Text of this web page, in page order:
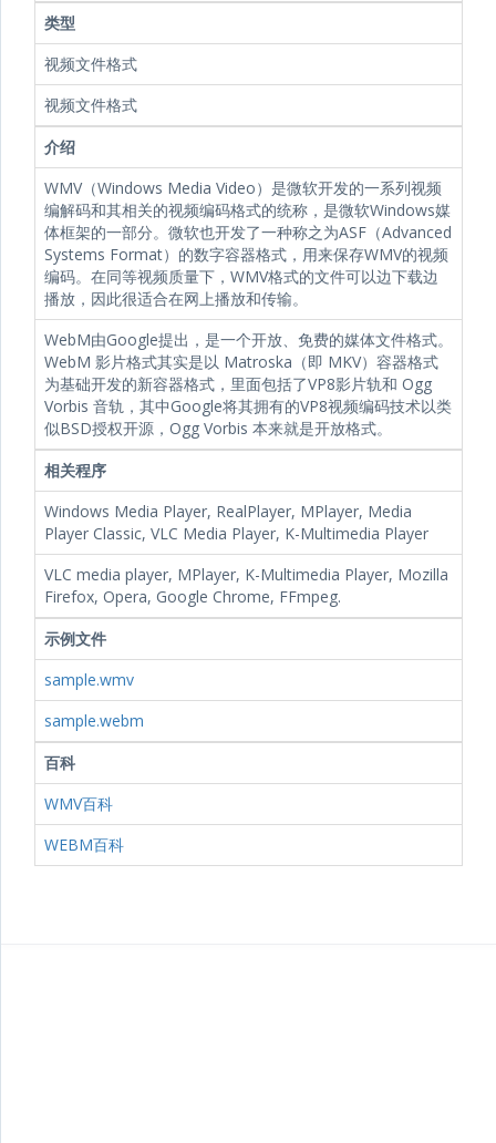
类型
视频文件格式
视频文件格式
介绍
WMV（Windows Media Video）是微软开发的一系列视频
编解码和其相关的视频编码格式的统称，是微软Windows媒
体框架的一部分。微软也开发了一种称之为ASF（Advanced
Systems Format）的数字容器格式，用来保存WMV的视频
编码。在同等视频质量下，WMV格式的文件可以边下载边
播放，因此很适合在网上播放和传输。
WebM由Google提出，是一个开放、免费的媒体文件格式。
WebM 影片格式其实是以 Matroska（即 MKV）容器格式
为基础开发的新容器格式，里面包括了VP8影片轨和 Ogg
Vorbis 音轨，其中Google将其拥有的VP8视频编码技术以类
似BSD授权开源，Ogg Vorbis 本来就是开放格式。
相关程序
Windows Media Player, RealPlayer, MPlayer, Media
Player Classic, VLC Media Player, K-Multimedia Player
VLC media player, MPlayer, K-Multimedia Player, Mozilla
Firefox, Opera, Google Chrome, FFmpeg.
示例文件
sample.wmv
sample.webm
百科
WMV百科
WEBM百科